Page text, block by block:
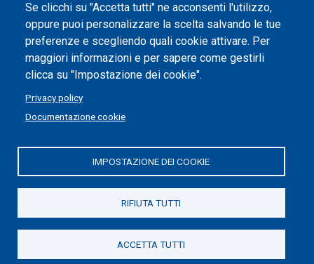
Se clicchi su "Accetta tutti" ne acconsenti l'utilizzo,
oppure puoi personalizzare la scelta salvando le tue
preferenze e scegliendo quali cookie attivare. Per
maggiori informazioni e per sapere come gestirli
clicca su "Impostazione dei cookie".
Privacy policy
Documentazione cookie
IMPOSTAZIONE DEI COOKIE
RIFIUTA TUTTI
ACCETTA TUTTI
Politecnico di Torino | Corso Duca degli Abruzzi, 24 | 10129
Torino, ITALIA | P.IVA/C.F. 00518460019 | PEC